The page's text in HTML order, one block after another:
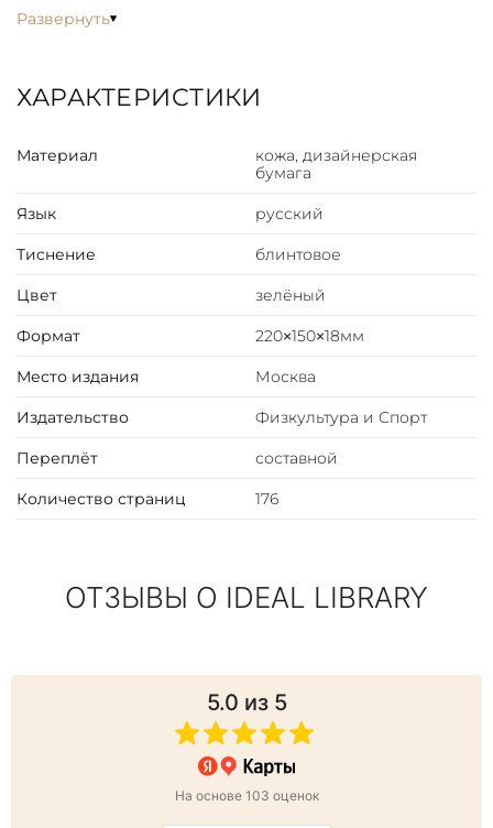
культуры.
в 1953 году. Книга предназначалась для инструкторов и
тренеров, работавших с хоккейными коллективами, а
передовым опытом тренерской работы с ведущими
хоккейными командами СССР.
Развернуть
ХАРАКТЕРИСТИКИ
Материал
кожа, дизайнерская
бумага
Язык русский
Тиснение блинтовое
Цвет зелёный
Формат 220×150×18мм
Место издания Москва
Издательство Физкультура и Спорт
Переплёт составной
Количество страниц 176
ОТЗЫВЫ О IDEAL LIBRARY
5.0 из 5
На основе 103 оценок